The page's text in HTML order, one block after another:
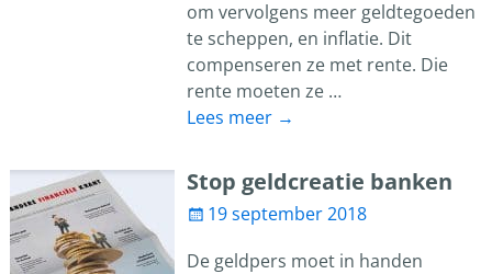
om vervolgens meer geldtegoeden
te scheppen, en inflatie. Dit
compenseren ze met rente. Die
rente moeten ze …
Lees meer →
Stop geldcreatie banken
19 september 2018
De geldpers moet in handen